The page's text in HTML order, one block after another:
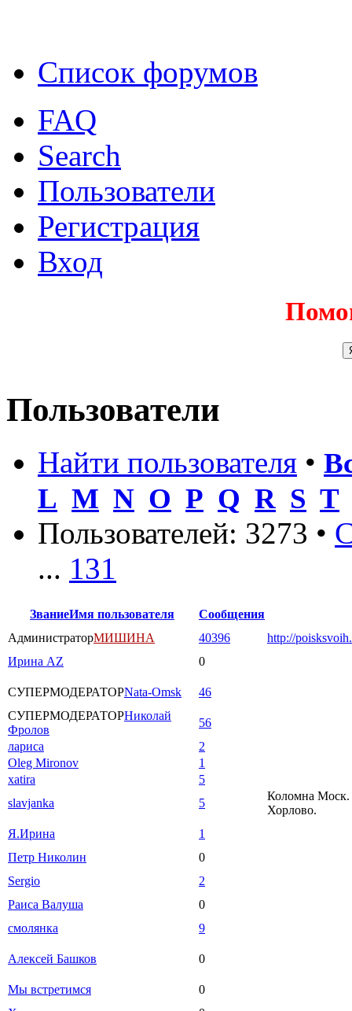
Список форумов
FAQ
Search
Пользователи
Регистрация
Вход
Пользователи
Найти пользователя •
L M N O P Q R S T
Пользователей: 3273 •
... 131
ЗваниеИмя пользователя
Сообщения
АдминистраторМИШИНА 40396
http://
Ирина AZ
0
СУПЕРМОДЕРАТОРNata-Omsk
46
СУПЕРМОДЕРАТОРНиколай
Фролов
56
лариса
2
Oleg Mironov
1
xatira
5
slavjanka
5
Коломна Моск.
Хорлово.
Я.Ирина
1
Петр Николин
0
Sergio
2
Раиса Валуша
0
смолянка
9
Алексей Башков 0
Мы встретимся
0